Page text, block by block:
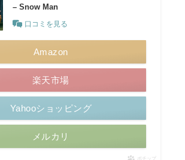
– Snow Man
口コミを見る
Amazon
楽天市場
Yahooショッピング
メルカリ
ポチップ